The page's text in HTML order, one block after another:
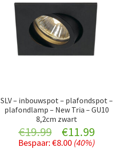
SLV – inbouwspot – plafondspot –
plafondlamp – New Tria – GU10
8,2cm zwart
€19.99
Original
price
€11.99Current
Bespaar:€8.00 (40%)